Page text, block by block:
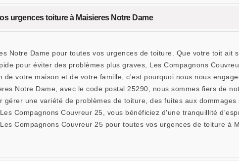
urgences toiture à Maisieres Notre Dame
Notre Dame pour toutes vos urgences de toiture. Que votre toit ait
pour éviter des problèmes plus graves, Les Compagnons
votre maison et de votre famille, c'est pourquoi nous nous
Notre Dame, avec le code postal 25290, nous sommes fiers de
une variété de problèmes de toiture, des fuites aux dommages
Compagnons Couvreur 25, vous bénéficiez d'une tranquillité
Compagnons Couvreur 25 pour toutes vos urgences de toiture à